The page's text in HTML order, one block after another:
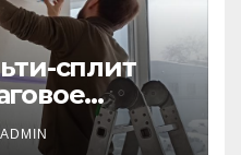
сплит
ADMIN